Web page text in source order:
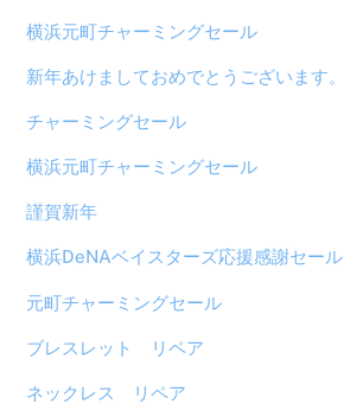
横浜元町チャーミングセール
新年あけましておめでとうございます。
チャーミングセール
横浜元町チャーミングセール
謹賀新年
横浜DeNAベイスターズ応援感謝セール
元町チャーミングセール
ブレスレット リペア
ネックレス リペア